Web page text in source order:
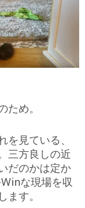
め。
見ている、
三方良しの近
だのかは定か
な現場を収
す。